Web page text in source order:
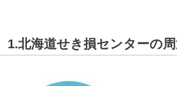
1.北海道せき損センターの